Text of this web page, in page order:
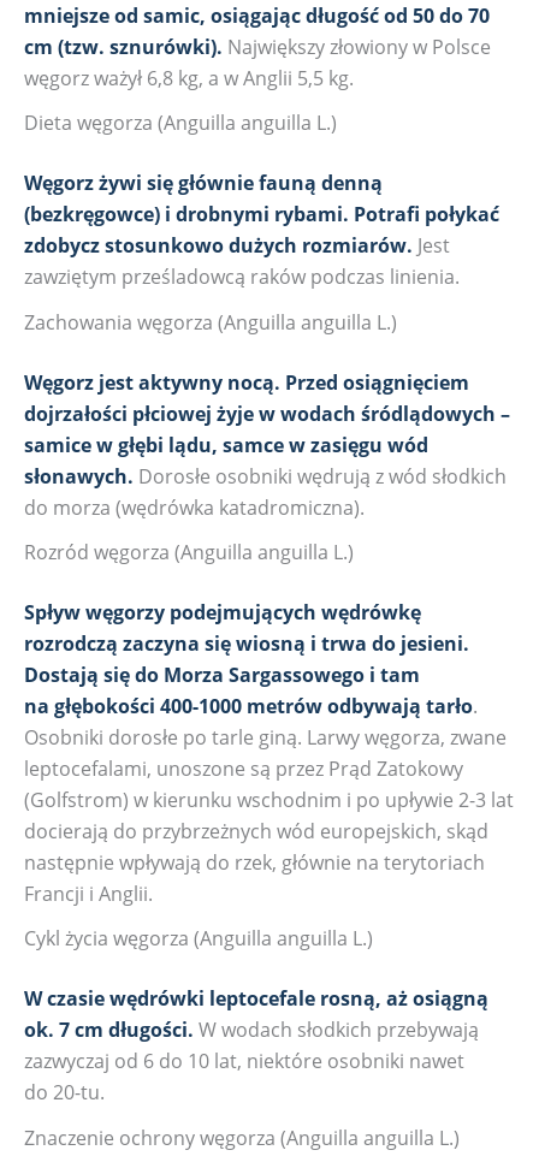
mniejsze od samic, osiągając długość od 50 do 70
cm (tzw. sznurówki). Największy złowiony w Polsce
węgorz ważył 6,8 kg, a w Anglii 5,5 kg.
Dieta węgorza (Anguilla anguilla L.)
Węgorz żywi się głównie fauną denną
(bezkręgowce) i drobnymi rybami. Potrafi połykać
zdobycz stosunkowo dużych rozmiarów. Jest
zawziętym prześladowcą raków podczas linienia.
Zachowania węgorza (Anguilla anguilla L.)
Węgorz jest aktywny nocą. Przed osiągnięciem
dojrzałości płciowej żyje w wodach śródlądowych –
samice w głębi lądu, samce w zasięgu wód
słonawych. Dorosłe osobniki wędrują z wód słodkich
do morza (wędrówka katadromiczna).
Rozród węgorza (Anguilla anguilla L.)
Spływ węgorzy podejmujących wędrówkę
rozrodczą zaczyna się wiosną i trwa do jesieni.
Dostają się do Morza Sargassowego i tam
na głębokości 400-1000 metrów odbywają tarło.
Osobniki dorosłe po tarle giną. Larwy węgorza, zwane
leptocefalami, unoszone są przez Prąd Zatokowy
(Golfstrom) w kierunku wschodnim i po upływie 2-3 lat
docierają do przybrzeżnych wód europejskich, skąd
następnie wpływają do rzek, głównie na terytoriach
Francji i Anglii.
Cykl życia węgorza (Anguilla anguilla L.)
W czasie wędrówki leptocefale rosną, aż osiągną
ok. 7 cm długości. W wodach słodkich przebywają
zazwyczaj od 6 do 10 lat, niektóre osobniki nawet
do 20-tu.
Znaczenie ochrony węgorza (Anguilla anguilla L.)